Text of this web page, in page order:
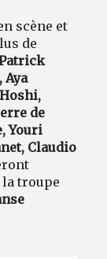
scène et
de
Aya
de
Youri
Claudio
la troupe